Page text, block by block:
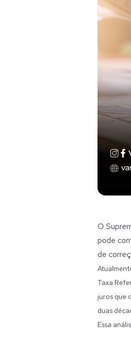
O
pode
de
Taxa
juros que
duas
Essa